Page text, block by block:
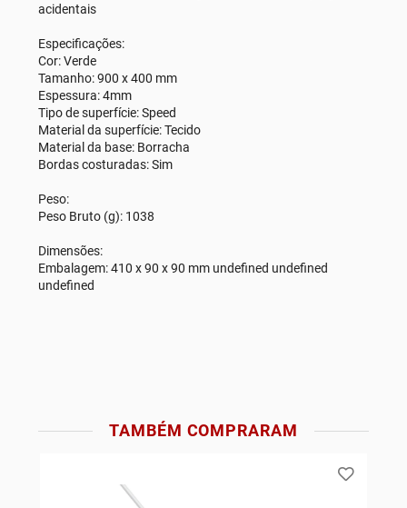
acidentais
Especificações:
Cor: Verde
Tamanho: 900 x 400 mm
Espessura: 4mm
Tipo de superfície: Speed
Material da superfície: Tecido
Material da base: Borracha
Bordas costuradas: Sim
Peso:
Peso Bruto (g): 1038
Dimensões:
Embalagem: 410 x 90 x 90 mm undefined undefined
undefined
TAMBÉM COMPRARAM